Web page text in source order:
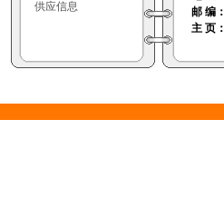
供应信息
邮 编：
主 页：